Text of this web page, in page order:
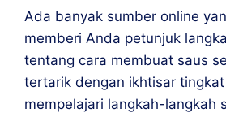
Ada banyak sumber online
memberi Anda petunjuk
tentang cara membuat saus
tertarik dengan ikhtisar
mempelajari langkah-langkah